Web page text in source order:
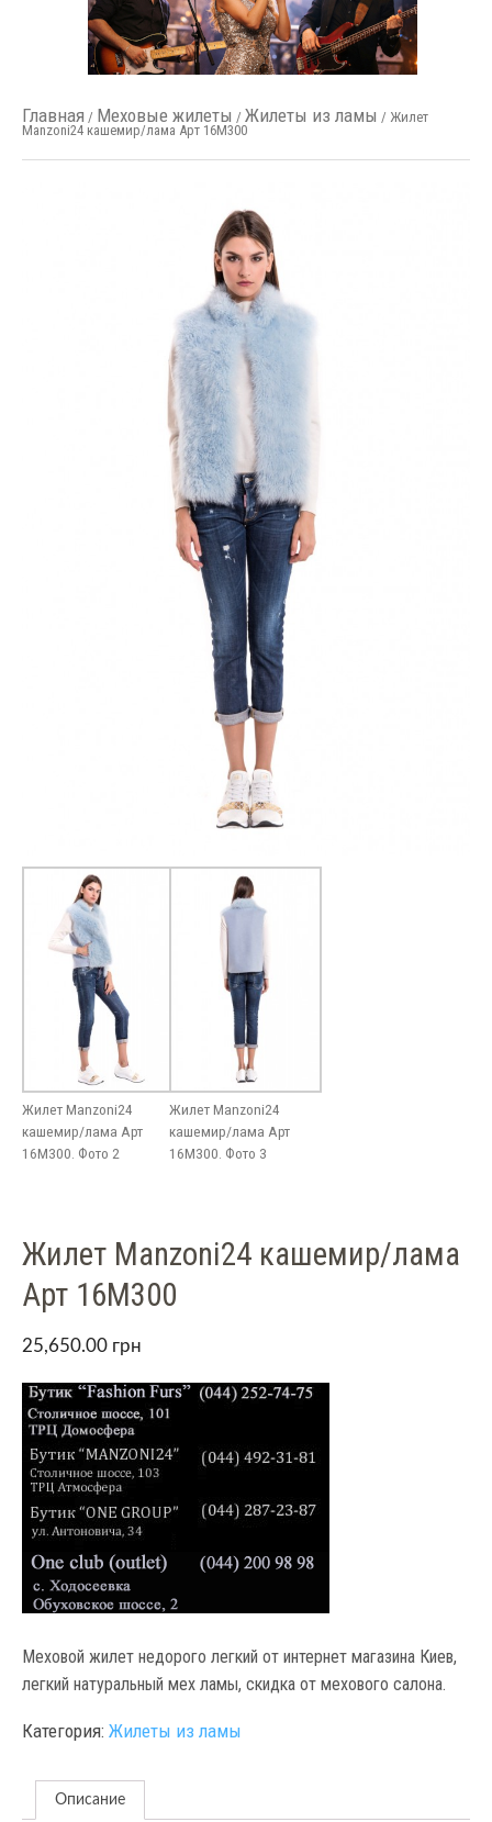
Главная / Меховые жилеты / Жилеты из ламы / Жилет
Manzoni24 кашемир/лама Арт 16M300
Жилет Manzoni24
кашемир/лама Арт
16M300. Фото 2
Жилет Manzoni24
кашемир/лама Арт
16M300. Фото 3
Жилет Manzoni24 кашемир/лама
Арт 16M300
25,650.00 грн
Меховой жилет недорого легкий от интернет магазина Киев,
легкий натуральный мех ламы, скидка от мехового салона.
Категория: Жилеты из ламы
Описание